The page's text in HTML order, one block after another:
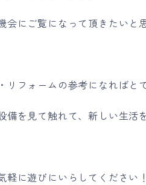
会にご覧になって頂きたいと
リフォームの参考になればと
備を見て触れて、新しい生活
軽に遊びにいらしてください！